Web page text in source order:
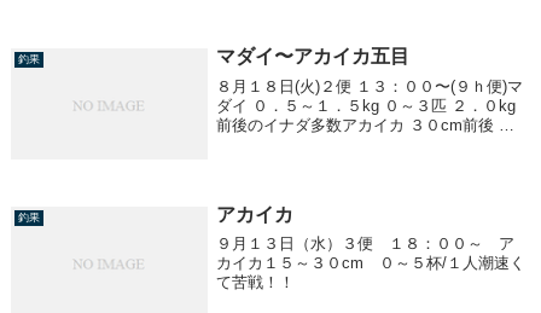
釣果 マダイ〜アカイカ五目
８月１８日(火)２便 １３：００〜(９ｈ便)マ
ダイ ０．５～１．５kg ０～３匹 ２．０kg
前後のイナダ多数アカイカ ３０cm前後 ～
釣果 アカイカ
９月１３日（水）３便 １８：００～ ア
カイカ１５～３０cm ０～５杯/１人潮速く
て苦戦！！